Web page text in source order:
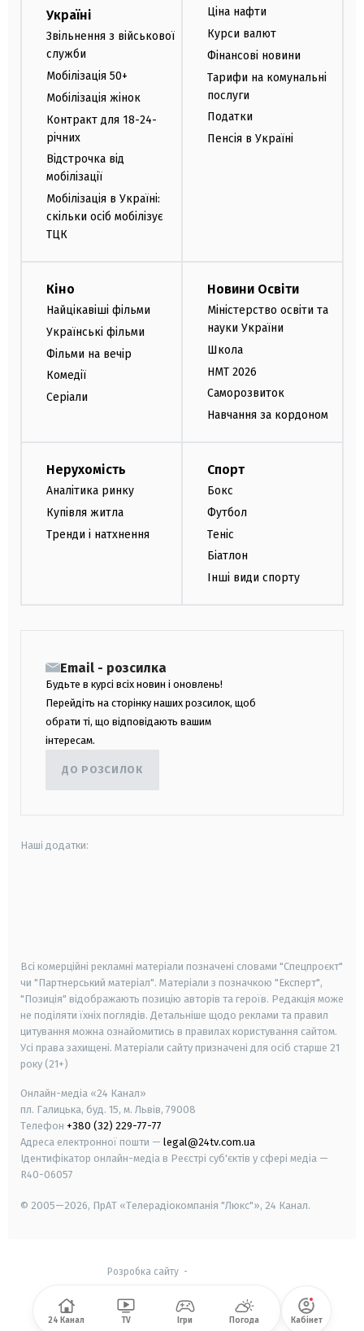
Україні
Звільнення з військової
служби
Мобілізація 50+
Мобілізація жінок
Контракт для 18-24-
річних
Відстрочка від
мобілізації
Мобілізація в Україні:
скільки осіб мобілізує
ТЦК
Ціна нафти
Курси валют
Фінансові новини
Тарифи на комунальні
послуги
Податки
Пенсія в Україні
Кіно
Найцікавіші фільми
Українські фільми
Фільми на вечір
Комедії
Серіали
Новини Освіти
Міністерство освіти та
науки України
Школа
НМТ 2026
Саморозвиток
Навчання за кордоном
Нерухомість
Аналітика ринку
Купівля житла
Тренди і натхнення
Спорт
Бокс
Футбол
Теніс
Біатлон
Інші види спорту
Email - розсилка
Будьте в курсі всіх новин і оновлень!
Перейдіть на сторінку наших розсилок, щоб
обрати ті, що відповідають вашим
інтересам.
ДО РОЗСИЛОК
Наші додатки:
Всі комерційні рекламні матеріали позначені словами "Спецпроєкт"
чи "Партнерський матеріал". Матеріали з позначкою "Експерт",
"Позиція" відображають позицію авторів та героїв. Редакція може
не поділяти їхніх поглядів. Детальніше щодо реклами та правил
цитування можна ознайомитись в правилах користування сайтом.
Усі права захищені. Матеріали сайту призначені для осіб старше 21
року (21+)
Онлайн-медіа «24 Канал»
пл. Галицька, буд. 15, м. Львів, 79008
Телефон +380 (32) 229-77-77
Адреса електронної пошти — legal@24tv.com.ua
Ідентифікатор онлайн-медіа в Реєстрі суб'єктів у сфері медіа —
R40-06057
© 2005—2026, ПрАТ «Телерадіокомпанія "Люкс"», 24 Канал.
Розробка сайту-
24 Канал TV Ігри Погода Кабінет